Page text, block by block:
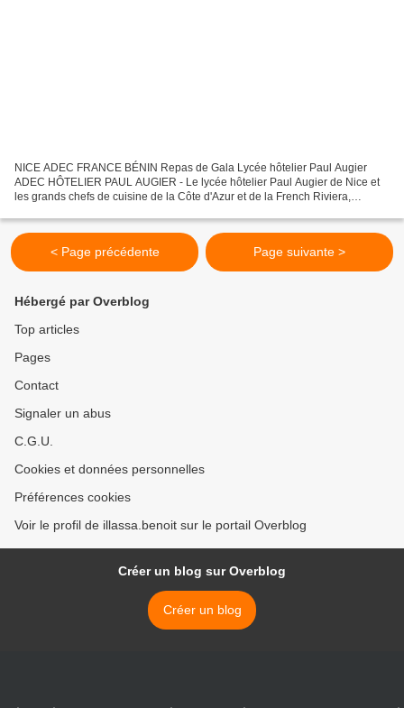
NICE ADEC FRANCE BÉNIN Repas de Gala Lycée hôtelier Paul Augier
ADEC HÔTELIER PAUL AUGIER - Le lycée hôtelier Paul Augier de Nice et
les grands chefs de cuisine de la Côte d'Azur et de la French Riviera,
< Page précédente Page suivante >
Hébergé par Overblog
Top articles
Pages
Contact
Signaler un abus
C.G.U.
Cookies et données personnelles
Préférences cookies
Voir le profil de illassa.benoit sur le portail Overblog
Créer un blog sur Overblog
Créer un blog